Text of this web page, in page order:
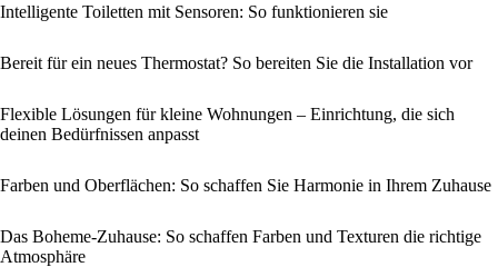
Intelligente Toiletten mit Sensoren: So funktionieren sie
Bereit für ein neues Thermostat? So bereiten Sie die Installation vor
Flexible Lösungen für kleine Wohnungen – Einrichtung, die sich
deinen Bedürfnissen anpasst
Farben und Oberflächen: So schaffen Sie Harmonie in Ihrem Zuhause
Das Boheme-Zuhause: So schaffen Farben und Texturen die richtige
Atmosphäre